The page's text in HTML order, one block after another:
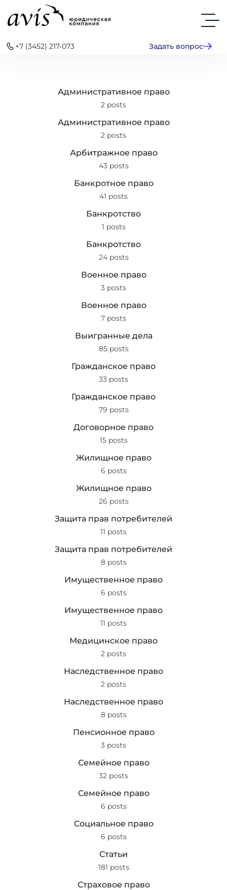
+7 (3452) 217-073 Задать вопрос
Административное право
2 posts
Административное право
2 posts
Арбитражное право
43 posts
Банкротное право
41 posts
Банкротство
1 posts
Банкротство
24 posts
Военное право
3 posts
Военное право
7 posts
Выигранные дела
85 posts
Гражданское право
33 posts
Гражданское право
79 posts
Договорное право
15 posts
Жилищное право
6 posts
Жилищное право
26 posts
Защита прав потребителей
11 posts
Защита прав потребителей
8 posts
Имущественное право
6 posts
Имущественное право
11 posts
Медицинское право
2 posts
Наследственное право
2 posts
Наследственное право
8 posts
Пенсионное право
3 posts
Семейное право
32 posts
Семейное право
6 posts
Социальное право
6 posts
Статьи
181 posts
Страховое право